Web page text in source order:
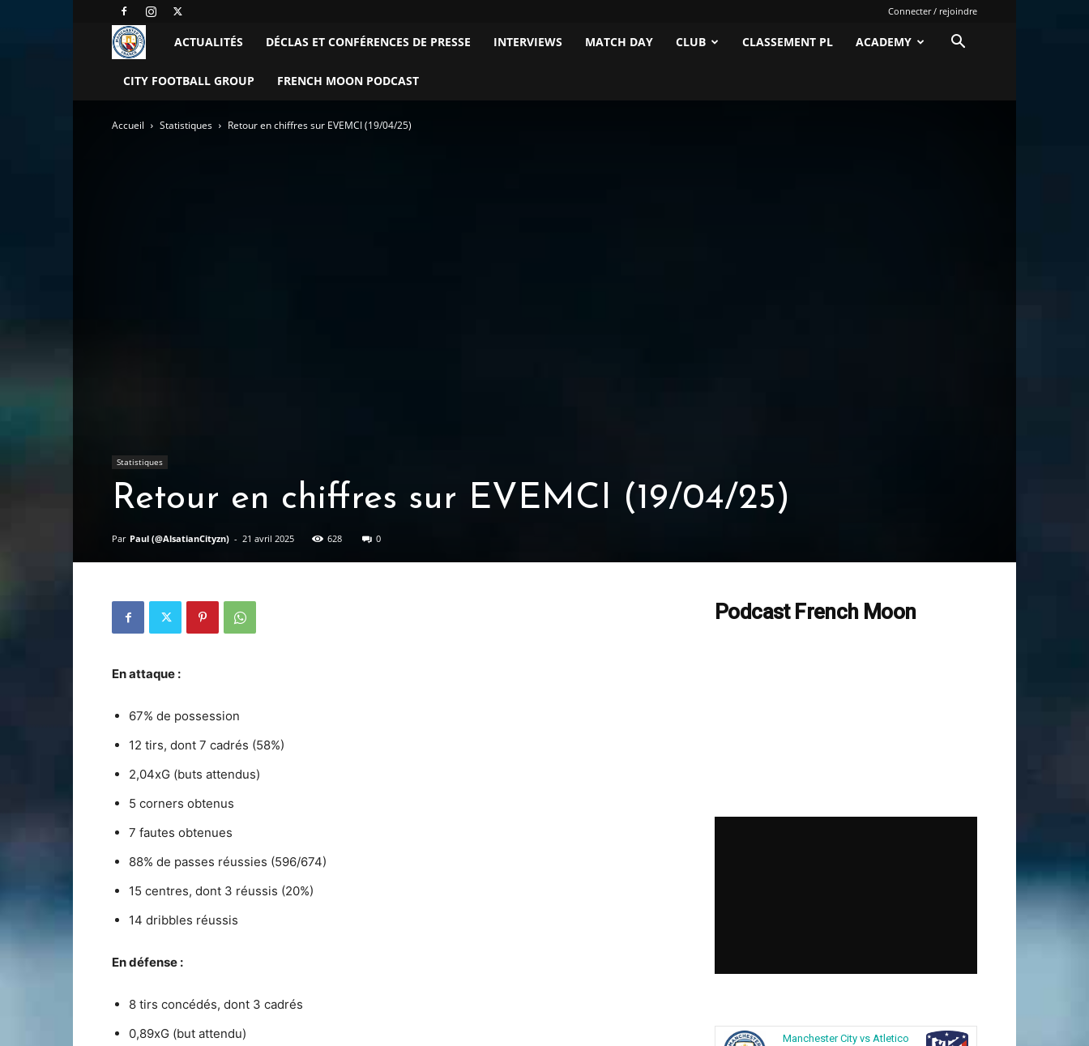
Connecter / rejoindre
Manchester
City
FC
ACTUALITÉS DÉCLAS ET CONFÉRENCES DE PRESSE INTERVIEWS MATCH DAY CLUB CLASSEMENT PL ACADEMY
CITY FOOTBALL GROUP FRENCH MOON PODCAST
Accueil Statistiques Retour en chiffres sur EVEMCI (19/04/25)
Statistiques
Retour en chiffres sur EVEMCI (19/04/25)
Par Paul (@AlsatianCityzn) - 21 avril 2025 628 0
En attaque :
67% de possession
12 tirs, dont 7 cadrés (58%)
2,04xG (buts attendus)
5 corners obtenus
7 fautes obtenues
88% de passes réussies (596/674)
15 centres, dont 3 réussis (20%)
14 dribbles réussis
En défense :
8 tirs concédés, dont 3 cadrés
0,89xG (but attendu)
Podcast French Moon
Manchester City vs Atletico